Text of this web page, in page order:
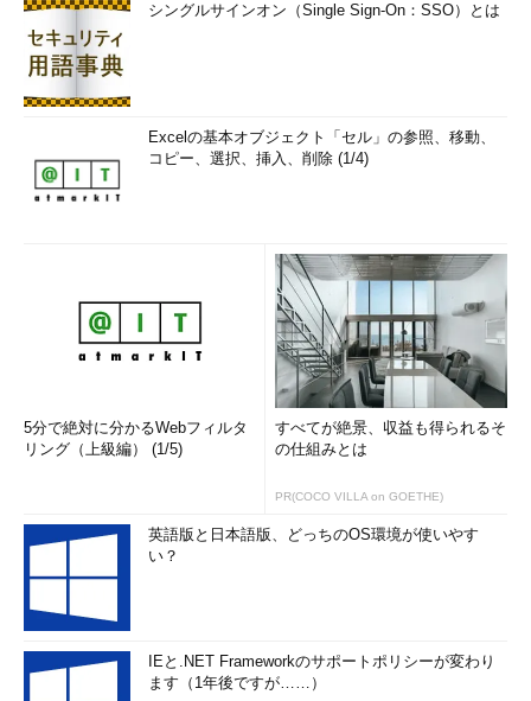
シングルサインオン（Single Sign-On：SSO）とは
Excelの基本オブジェクト「セル」の参照、移動、
コピー、選択、挿入、削除 (1/4)
5分で絶対に分かるWebフィルタ
リング（上級編） (1/5)
すべてが絶景、収益も得られるそ
の仕組みとは
PR(COCO VILLA on GOETHE)
英語版と日本語版、どっちのOS環境が使いやす
い？
IEと.NET Frameworkのサポートポリシーが変わり
ます（1年後ですが……）